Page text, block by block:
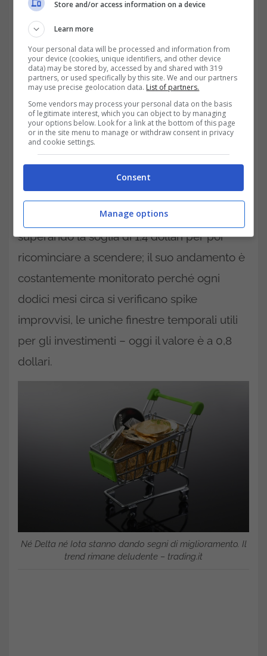
La capitalizzazione di mercato di Delta è
ferma a 18 milioni di dollari, facendola
rientrare quindi tra i cosiddetti ‘token minori’.
Un caso particolare, visto che dal 2021, da
non ha mai fornito
performance entusiasmanti. Nel 2024
aveva riacceso le speranze dei trader,
superando la soglia di 1,4 dollari per poi
ricominciare a scendere; il suo andamento è
costantemente monitorato perché ogni
dodici mesi circa si verificano spike
improvvisi, le uniche finestre temporali utili
per gli investimenti – oggi il valore è a 0,8
dollari.
Né Delta né Iota stanno dando segni di miglioramento. Il
trend rimane deludente – trading.it
Store and/or access information on a device
Learn more
Your personal data will be processed and information from
your device (cookies, unique identifiers, and other device
data) may be stored by, accessed by and shared with 319
partners, or used specifically by this site. We and our partners
may use precise geolocation data. List of partners.
Some vendors may process your personal data on the basis
of legitimate interest, which you can object to by managing
your options below. Look for a link at the bottom of this page
or in the site menu to manage or withdraw consent in privacy
and cookie settings.
Consent
Manage options